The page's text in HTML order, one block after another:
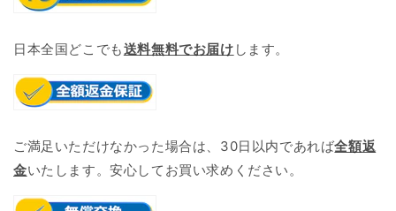
日本全国どこでも送料無料でお届け します。
ご満足いただけなかった場合は、30日以内であれば全額返
金いたします。安心してお買い求めください。